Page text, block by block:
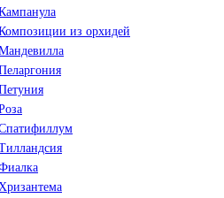
из орхидей